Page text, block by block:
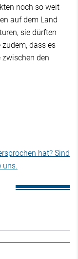
noch so weit
auf dem Land
sie dürften
dass es
zwischen den
hat? Sind
uns.